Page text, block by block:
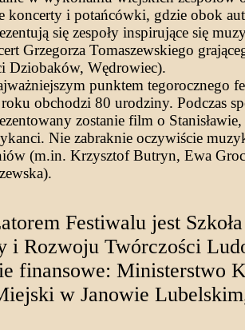
koncerty i potańcówki, gdzie obok
się zespoły inspirujące się
Grzegorza Tomaszewskiego
Dziobaków, Wędrowiec).
punktem tegorocznego
obchodzi 80 urodziny. Podczas
zostanie film o
Nie zabraknie oczywiście
(m.in. Krzysztof Butryn, Ewa
Festiwalu jest
i Rozwoju Twórczości
finansowe: Ministerstwo
w Janowie